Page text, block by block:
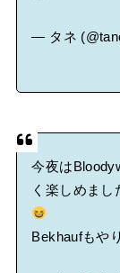
— タネ
今夜は
く楽しめま
Bekhaufもや